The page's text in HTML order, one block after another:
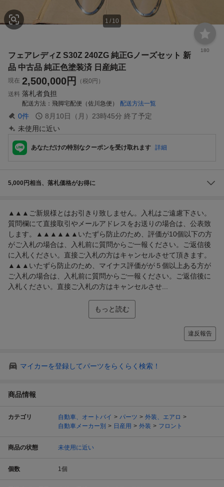
1 / 10
180
フェアレディZ S30Z 240ZG 純正Gノーズセット 新
品 中古品 純正色塗装済 日産純正
現在 2,500,000円
（税0円）
送料 落札者負担
配送方法 飛脚宅配便（佐川急便） 配送方法一覧
0件 8月10日（月）23時45分 終了予定
未使用に近い
あなただけの特別なクーポンを受け取れます 詳細
5,000円相当、落札価格がお得に
▲▲▲ご新規様とはお引きり致しません。入札はご遠慮下さい。
質問欄にて直接取引やメールアドレスをお送りの場合は、公表致
します。▲▲▲▲▲▲いたずら防止のため、評価が10個以下の方
がご入札の場合は、入札前に質問からご一報ください。ご返信後
に入札ください。直接ご入札の方はキャンセルさせて頂きます。
▲▲▲いたずら防止のため、マイナス評価がが５個以上ある方が
ご入札の場合は、入札前に質問からご一報ください。ご返信後に
入札ください。直接ご入札の方はキャンセルさせ...
もっと読む
違反報告
マイカーを登録してパーツをらくらく検索！
商品情報
カテゴリ 自動車、オートバイ パーツ
外装、エアロ
自動車メーカー別
日産用 外装 フロント
商品の状態 未使用に近い
個数 1個